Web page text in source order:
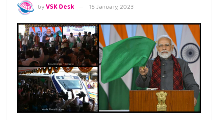
byVSK Desk 15 January, 2023